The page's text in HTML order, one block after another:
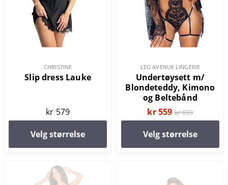
CHRISTINE
Slip dress Lauke
kr 579
Velg størrelse
LEG AVENUE LINGERIE
Undertøysett m/
Blondeteddy, Kimono
og Beltebånd
kr 559 kr 699
Velg størrelse